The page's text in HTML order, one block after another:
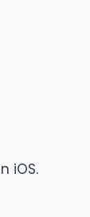
iOS.